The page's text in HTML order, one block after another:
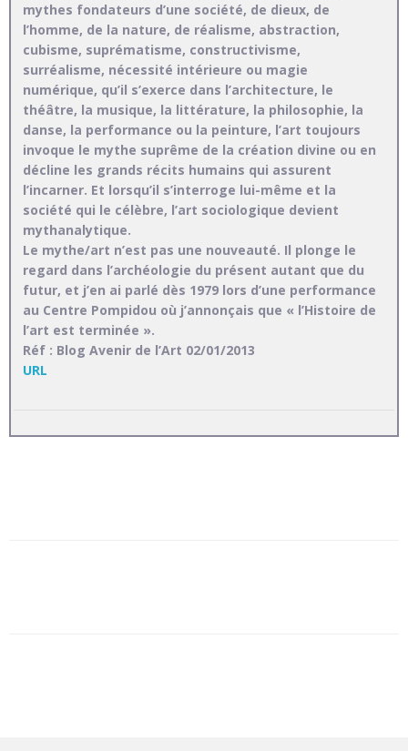
mythes fondateurs d’une société, de dieux, de
l’homme, de la nature, de réalisme, abstraction,
cubisme, suprématisme, constructivisme,
surréalisme, nécessité intérieure ou magie
numérique, qu’il s’exerce dans l’architecture, le
théâtre, la musique, la littérature, la philosophie, la
danse, la performance ou la peinture, l’art toujours
invoque le mythe suprême de la création divine ou en
décline les grands récits humains qui assurent
l’incarner. Et lorsqu’il s’interroge lui-même et la
société qui le célèbre, l’art sociologique devient
mythanalytique.
Le mythe/art n’est pas une nouveauté. Il plonge le
regard dans l’archéologie du présent autant que du
futur, et j’en ai parlé dès 1979 lors d’une performance
au Centre Pompidou où j’annonçais que « l’Histoire de
l’art est terminée ».
Réf : Blog Avenir de l’Art 02/01/2013
URL